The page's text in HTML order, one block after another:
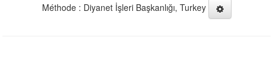
Méthode : Diyanet İşleri Başkanlığı, Turkey